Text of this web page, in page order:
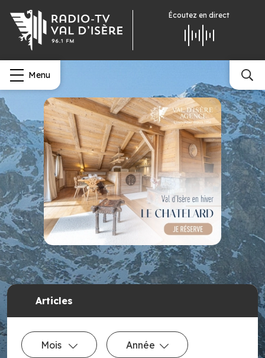
Écoutez en direct
Menu
Articles
Mois Année